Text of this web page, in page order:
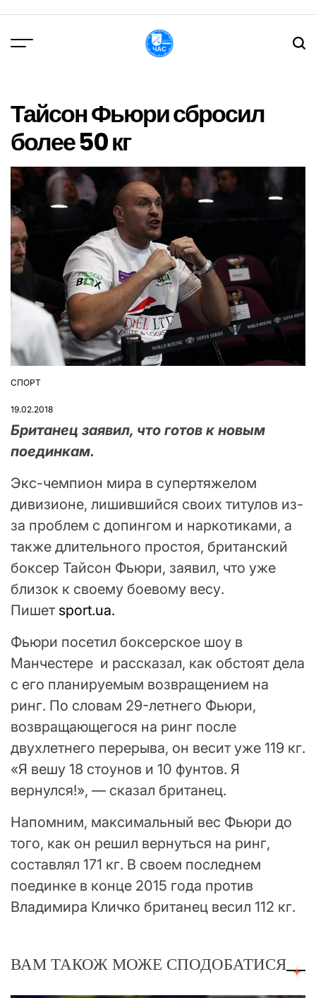
вмісту
Тайсон Фьюри сбросил
более 50 кг
ОПУБЛІКУВАТИ
СПОРТ
19.02.2018
Британец заявил, что готов к новым
поединкам.
Экс-чемпион мира в супертяжелом
дивизионе, лишившийся своих титулов из-
за проблем с допингом и наркотиками, а
также длительного простоя, британский
боксер Тайсон Фьюри, заявил, что уже
близок к своему боевому весу.
Пишет sport.ua.
Фьюри посетил боксерское шоу в
Манчестере и рассказал, как обстоят дела
с его планируемым возвращением на
ринг. По словам 29-летнего Фьюри,
возвращающегося на ринг после
двухлетнего перерыва, он весит уже 119 кг.
«Я вешу 18 стоунов и 10 фунтов. Я
вернулся!», — сказал британец.
Напомним, максимальный вес Фьюри до
того, как он решил вернуться на ринг,
составлял 171 кг. В своем последнем
поединке в конце 2015 года против
Владимира Кличко британец весил 112 кг.
ВАМ ТАКОЖ МОЖЕ СПОДОБАТИСЯ